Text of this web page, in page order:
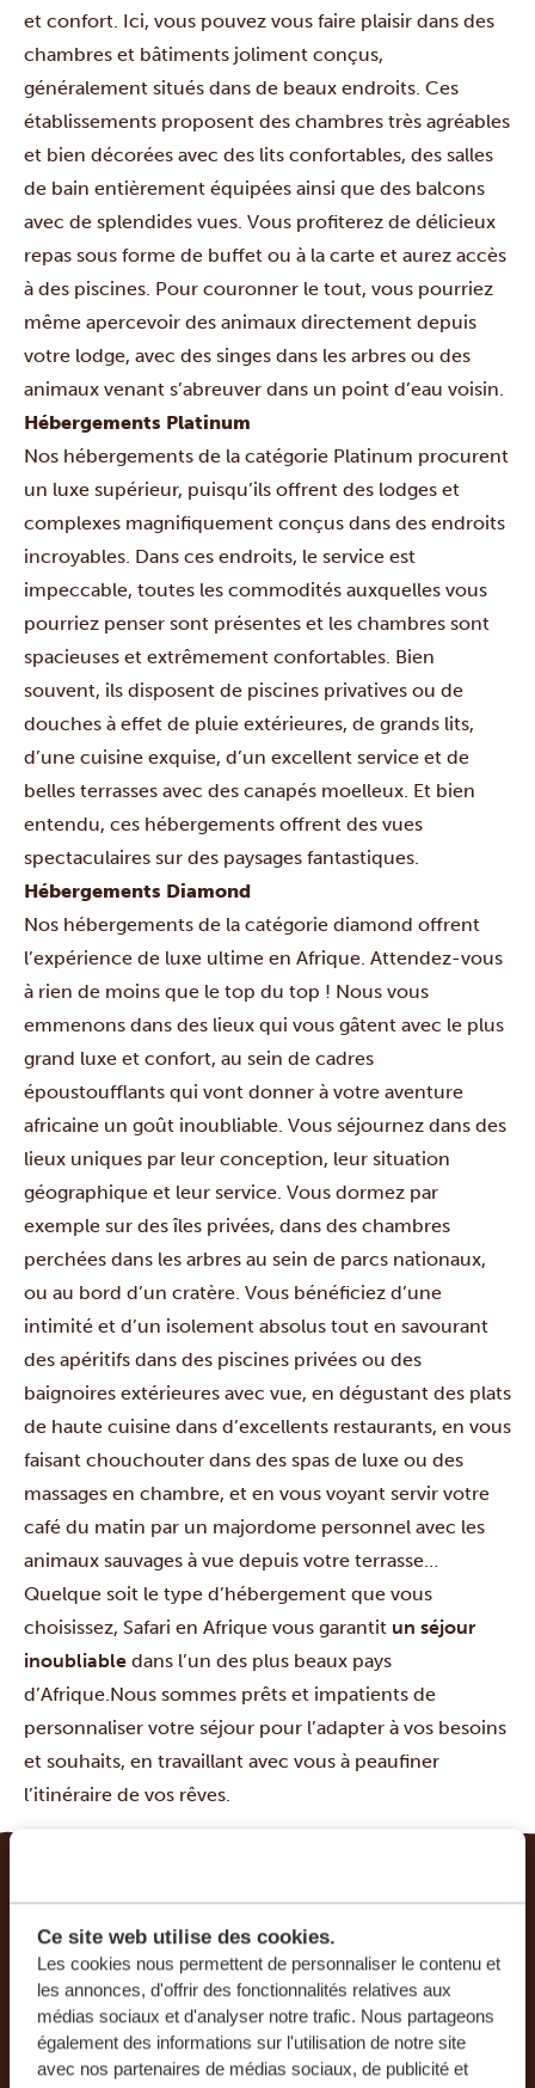
Ce site web utilise des cookies.
Les cookies nous permettent de personnaliser le contenu et
les annonces, d'offrir des fonctionnalités relatives aux
médias sociaux et d'analyser notre trafic. Nous partageons
également des informations sur l'utilisation de notre site
avec nos partenaires de médias sociaux, de publicité et
et confort. Ici, vous pouvez vous faire plaisir dans des
chambres et bâtiments joliment conçus,
généralement situés dans de beaux endroits. Ces
établissements proposent des chambres très agréables
et bien décorées avec des lits confortables, des salles
de bain entièrement équipées ainsi que des balcons
avec de splendides vues. Vous profiterez de délicieux
repas sous forme de buffet ou à la carte et aurez accès
à des piscines. Pour couronner le tout, vous pourriez
même apercevoir des animaux directement depuis
votre lodge, avec des singes dans les arbres ou des
animaux venant s’abreuver dans un point d’eau voisin.
Hébergements Platinum
Nos hébergements de la catégorie Platinum procurent
un luxe supérieur, puisqu’ils offrent des lodges et
complexes magnifiquement conçus dans des endroits
incroyables. Dans ces endroits, le service est
impeccable, toutes les commodités auxquelles vous
pourriez penser sont présentes et les chambres sont
spacieuses et extrêmement confortables. Bien
souvent, ils disposent de piscines privatives ou de
douches à effet de pluie extérieures, de grands lits,
d’une cuisine exquise, d’un excellent service et de
belles terrasses avec des canapés moelleux. Et bien
entendu, ces hébergements offrent des vues
spectaculaires sur des paysages fantastiques.
Hébergements Diamond
Nos hébergements de la catégorie diamond offrent
l’expérience de luxe ultime en Afrique. Attendez-vous
à rien de moins que le top du top ! Nous vous
emmenons dans des lieux qui vous gâtent avec le plus
grand luxe et confort, au sein de cadres
époustoufflants qui vont donner à votre aventure
africaine un goût inoubliable. Vous séjournez dans des
lieux uniques par leur conception, leur situation
géographique et leur service. Vous dormez par
exemple sur des îles privées, dans des chambres
perchées dans les arbres au sein de parcs nationaux,
ou au bord d’un cratère. Vous bénéficiez d’une
intimité et d’un isolement absolus tout en savourant
des apéritifs dans des piscines privées ou des
baignoires extérieures avec vue, en dégustant des plats
de haute cuisine dans d’excellents restaurants, en vous
faisant chouchouter dans des spas de luxe ou des
massages en chambre, et en vous voyant servir votre
café du matin par un majordome personnel avec les
animaux sauvages à vue depuis votre terrasse…
Quelque soit le type d’hébergement que vous
choisissez, Safari en Afrique vous garantit un séjour
inoubliable dans l’un des plus beaux pays
d’Afrique.Nous sommes prêts et impatients de
personnaliser votre séjour pour l’adapter à vos besoins
et souhaits, en travaillant avec vous à peaufiner
l’itinéraire de vos rêves.
LE VOYAGE DE VOS RÊVES DEVIENT RÉALITÉ
AVEC SAFARI EN AFRIQUE.
Ce voyage vous intéresse ? Tous les voyages que
nous organisons sont privés et composés sur
mesure, afin de vous faire passer un séjour